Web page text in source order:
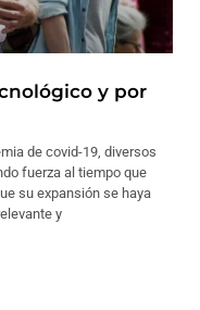
y por
de covid-19, diversos
fuerza al tiempo que
su expansión se haya
y